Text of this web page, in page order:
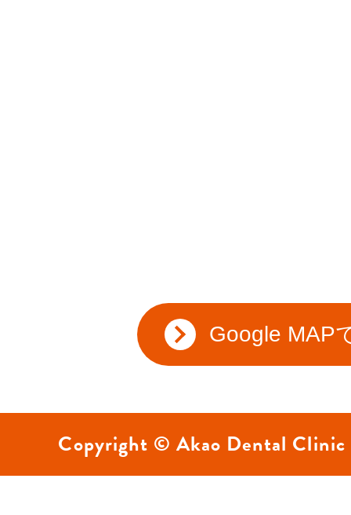
Google MAP
Copyright © Akao Dental Clinic